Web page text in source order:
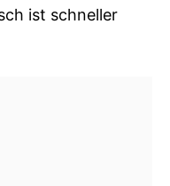
ist schneller